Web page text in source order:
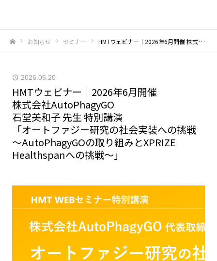
お知らせ セミナー HMTウェビナー｜2026年6月開催 株式会社AutoPhagyGO石堂美和子 先生 特別講演「オートファジー研究の社会実装への挑戦〜AutoPhagyGOの取り組みとXPRIZE Healthspanへの挑戦〜」
2026.05.20
HMTウェビナー｜2026年6月開催
株式会社AutoPhagyGO
石堂美和子 先生 特別講演
「オートファジー研究の社会実装への挑戦
〜AutoPhagyGOの取り組みとXPRIZE
Healthspanへの挑戦〜」